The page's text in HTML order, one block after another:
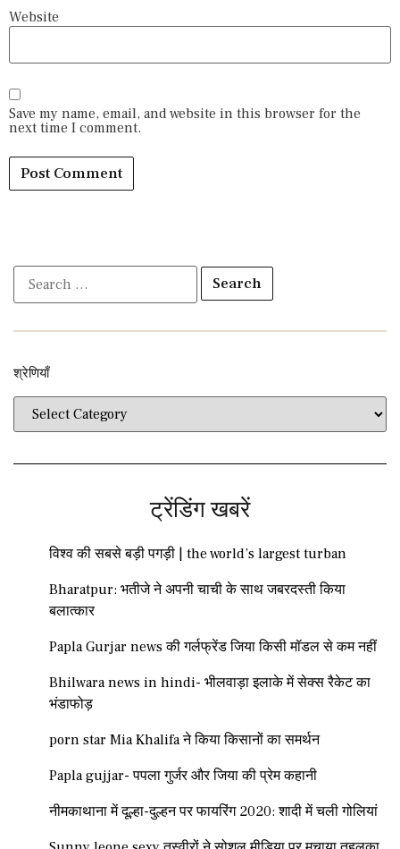
Website
Save my name, email, and website in this browser for the
next time I comment.
श्रेणियाँ​​
ट्रेंडिंग खबरें
विश्व की सबसे बड़ी पगड़ी | the world’s largest turban
Bharatpur: भतीजे ने अपनी चाची के साथ जबरदस्ती किया
बलात्कार
Papla Gurjar news की गर्लफ्रेंड जिया किसी मॉडल से कम नहीं
Bhilwara news in hindi- भीलवाड़ा इलाके में सेक्स रैकेट का
भंडाफोड़
porn star Mia Khalifa ने किया किसानों का समर्थन
Papla gujjar- पपला गुर्जर और जिया की प्रेम कहानी
नीमकाथाना में दूल्हा-दुल्हन पर फायरिंग 2020: शादी में चली गोलियां